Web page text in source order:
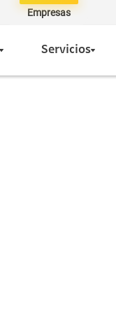
Empresas
Servicios